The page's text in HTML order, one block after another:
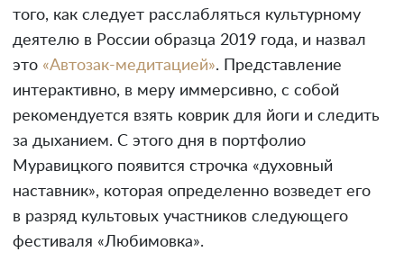
того, как следует расслабляться культурному
деятелю в России образца 2019 года, и назвал
это «Автозак-медитацией». Представление
интерактивно, в меру иммерсивно, с собой
рекомендуется взять коврик для йоги и следить
за дыханием. С этого дня в портфолио
Муравицкого появится строчка «духовный
наставник», которая определенно возведет его
в разряд культовых участников следующего
фестиваля «Любимовка».